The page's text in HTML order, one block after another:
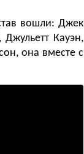
вошли: Джек
Кауэн,
она вместе с